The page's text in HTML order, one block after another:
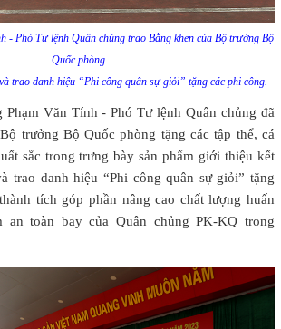
- Phó Tư lệnh Quân chủng trao Bằng khen của Bộ trưởng Bộ
Quốc phòng
trao danh hiệu “Phi công quân sự giỏi” tặng các phi công.
Phạm Văn Tính - Phó Tư lệnh Quân chủng đã
trưởng Bộ Quốc phòng tặng các tập thể, cá
sắc trong trưng bày sản phẩm giới thiệu kết
trao danh hiệu “Phi công quân sự giỏi” tặng
tích góp phần nâng cao chất lượng huấn
an toàn bay của Quân chủng PK-KQ trong